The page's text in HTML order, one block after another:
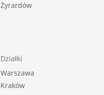
Żyrardów
Działki
Warszawa
Kraków